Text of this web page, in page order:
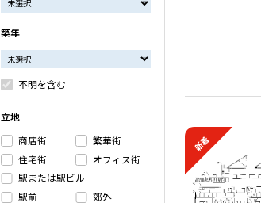
新着
築年
不明を含む
立地
商店街
繁華街
住宅街
オフィス街
駅または駅ビル
駅前
郊外